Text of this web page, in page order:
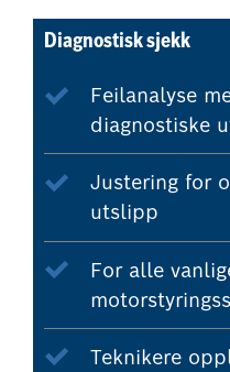
Diagnostisk sjekk
Feilanalyse
diagnostiske
Justering for
utslipp
For alle
Teknikere